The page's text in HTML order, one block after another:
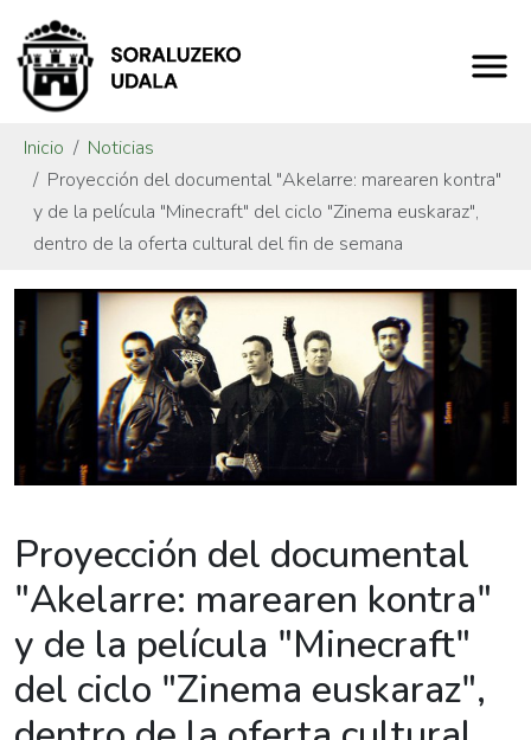
Inicio
Noticias
Proyección del documental "Akelarre: marearen kontra"
y de la película "Minecraft" del ciclo "Zinema euskaraz",
dentro de la oferta cultural del fin de semana
Proyección del documental
"Akelarre: marearen kontra"
y de la película "Minecraft"
del ciclo "Zinema euskaraz",